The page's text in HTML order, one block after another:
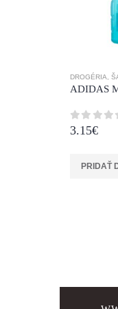
DROGÉRIA,
0 z 5
3.15€
PRIDAŤ